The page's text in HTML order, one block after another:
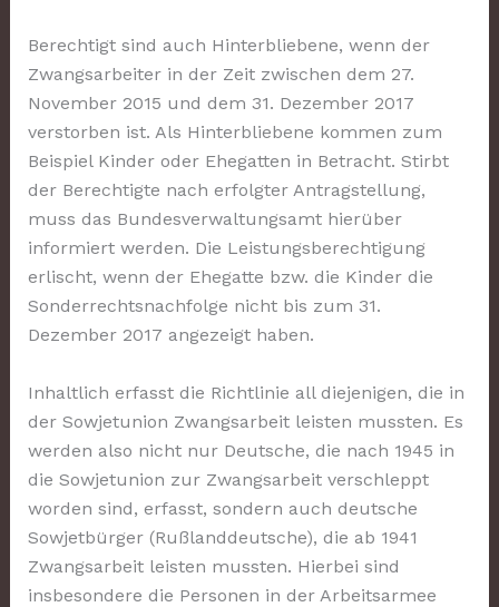
Berechtigt sind auch Hinterbliebene, wenn der
Zwangsarbeiter in der Zeit zwischen dem 27.
November 2015 und dem 31. Dezember 2017
verstorben ist. Als Hinterbliebene kommen zum
Beispiel Kinder oder Ehegatten in Betracht. Stirbt
der Berechtigte nach erfolgter Antragstellung,
muss das Bundesverwaltungsamt hierüber
informiert werden. Die Leistungsberechtigung
erlischt, wenn der Ehegatte bzw. die Kinder die
Sonderrechtsnachfolge nicht bis zum 31.
Dezember 2017 angezeigt haben.
Inhaltlich erfasst die Richtlinie all diejenigen, die in
der Sowjetunion Zwangsarbeit leisten mussten. Es
werden also nicht nur Deutsche, die nach 1945 in
die Sowjetunion zur Zwangsarbeit verschleppt
worden sind, erfasst, sondern auch deutsche
Sowjetbürger (Rußlanddeutsche), die ab 1941
Zwangsarbeit leisten mussten. Hierbei sind
insbesondere die Personen in der Arbeitsarmee